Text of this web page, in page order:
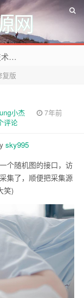
网
欢迎来到好人卡资源网，专注网络技术资源收集，我们不仅是网络资源的搬运工，也生产原创资源。寻找资源请留言或关注公众号:烈日下的男人
复版
小杰
7年前
评论
sky995
个随机图的接口，访
集了，顺便把采集源
笑)